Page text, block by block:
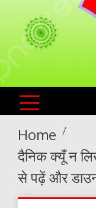
KNLS
India`s
Home
दैनिक क्यूँ न
से पढ़ें और